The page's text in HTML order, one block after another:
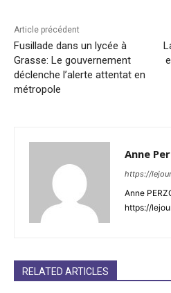
Article précédent
Fusillade dans un lycée à
Grasse: Le gouvernement
déclenche l’alerte attentat en
métropole
Anne
https://
Anne
https://
RELATED ARTICLES